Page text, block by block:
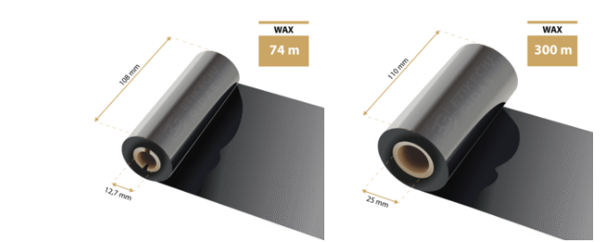
Pridėti
į norų
sąrašą
Pridėti
į norų
sąrašą